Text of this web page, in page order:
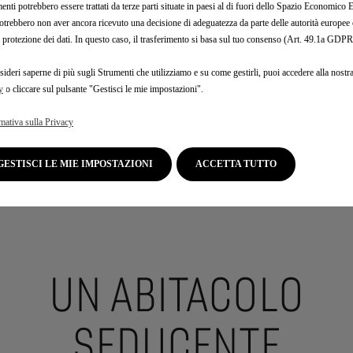
anteriore, al centro delle ruote, fornisce in movimento una
(540 cavalli). Una modalità specifica studiata per il circuito
al suolo concepito da DS Performance, il team tecnico
E. Il telaio in carbonio poggia su molle e barre di
innovative. La motricità, l’aderenza e la decelerazione sono
fisica e da un software, per performance ottimali su
UN ABITACOLO
potrebbero essere trattati da terze parti situate in paesi al di fuori dello Spazio Economico
non aver ancora ricevuto una decisione di adeguatezza da parte delle autorità europee
protezione dei dati. In questo caso, il trasferimento si basa sul tuo consenso (Art. 49.1a
saperne di più sugli Strumenti che utilizziamo e su come gestirli, puoi accedere alla
o cliccare sul pulsante "Gestisci le mie impostazioni".
sulla Privacy
GESTISCI LE MIE IMPOSTAZIONI ACCETTA TUTTO